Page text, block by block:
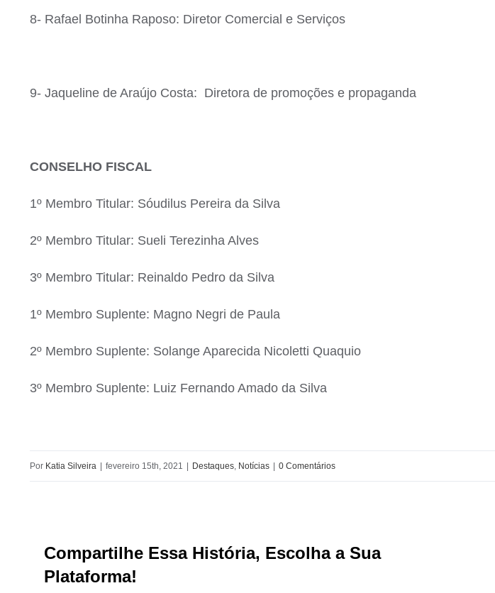
8- Rafael Botinha Raposo: Diretor Comercial e Serviços
9- Jaqueline de Araújo Costa: Diretora de promoções e propaganda
CONSELHO FISCAL
1º Membro Titular: Sóudilus Pereira da Silva
2º Membro Titular: Sueli Terezinha Alves
3º Membro Titular: Reinaldo Pedro da Silva
1º Membro Suplente: Magno Negri de Paula
2º Membro Suplente: Solange Aparecida Nicoletti Quaquio
3º Membro Suplente: Luiz Fernando Amado da Silva
Por Katia Silveira | fevereiro 15th, 2021 | Destaques Notícias | 0 Comentários
Compartilhe Essa História, Escolha a Sua
Plataforma!